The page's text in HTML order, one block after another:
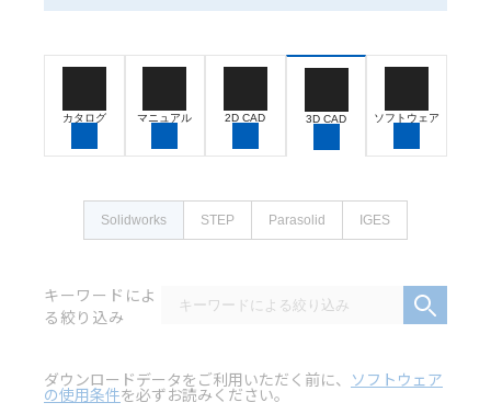
カタログ マニュアル 2D CAD 3D CAD ソフトウェア
Solidworks STEP Parasolid IGES
キーワードによ
る絞り込み
ダウンロードデータをご利用いただく前に、 ソフトウェア
の使用条件を必ずお読みください。